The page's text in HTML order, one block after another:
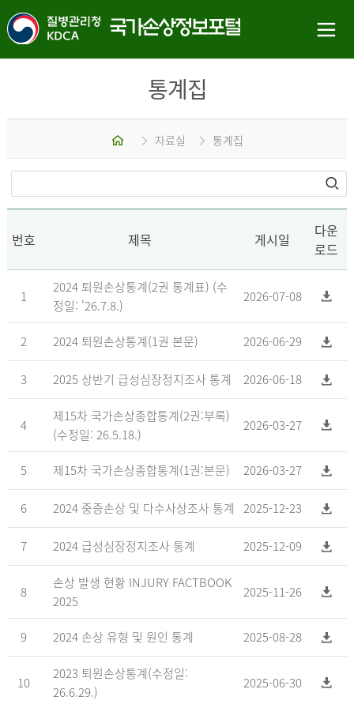
통계집
홈 자료실 통계집
번호 제목 게시일
다운
로드
1
2024 퇴원손상통계(2권 통계표) (수
정일: '26.7.8.)
2026-07-08
2 2024 퇴원손상통계(1권 본문) 2026-06-29
3 2025 상반기 급성심장정지조사 통계 2026-06-18
4
제15차 국가손상종합통계(2권:부록)
(수정일: 26.5.18.)
2026-03-27
5 제15차 국가손상종합통계(1권:본문) 2026-03-27
6 2024 중증손상 및 다수사상조사 통계 2025-12-23
7 2024 급성심장정지조사 통계 2025-12-09
8
손상 발생 현황 INJURY FACTBOOK
2025
2025-11-26
9 2024 손상 유형 및 원인 통계 2025-08-28
10
2023 퇴원손상통계(수정일:
26.6.29.)
2025-06-30